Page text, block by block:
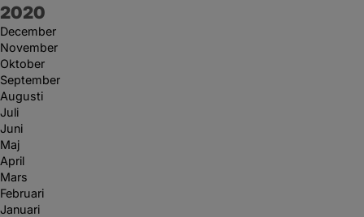
År:
2020
December
November
Oktober
September
Augusti
Juli
Juni
Maj
April
Mars
Februari
Januari